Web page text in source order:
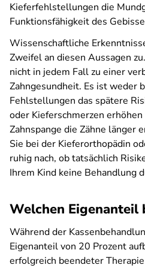
Kieferfehlstellungen die
Funktionsfähigkeit des
Wissenschaftliche
Zweifel an diesen Aussagen
nicht in jedem Fall zu einer
Zahngesundheit. Es ist weder
Fehlstellungen das spätere
oder Kieferschmerzen
Zahnspange die Zähne länger
Sie bei der Kieferorthopädin
ruhig nach, ob tatsächlich
Ihrem Kind keine Behandlung
Welchen Eigenanteil
Während der
Eigenanteil von 20 Prozent
erfolgreich beendeter